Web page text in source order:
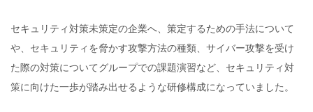
セキュリティ対策未策定の企業へ、策定するための手法について
や、セキュリティを脅かす攻撃方法の種類、サイバー攻撃を受け
た際の対策についてグループでの課題演習など、セキュリティ対
策に向けた一歩が踏み出せるような研修構成になっていました。